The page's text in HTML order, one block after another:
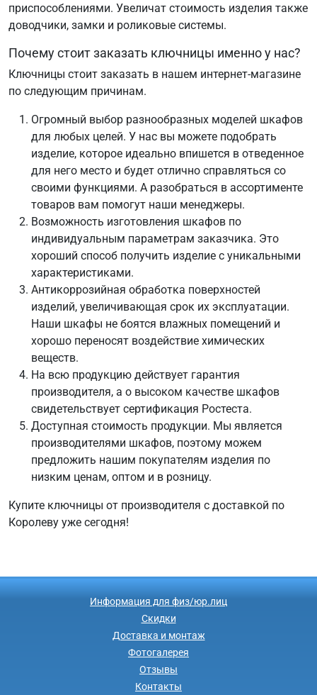
приспособлениями. Увеличат стоимость изделия также
доводчики, замки и роликовые системы.
Почему стоит заказать ключницы именно у нас?
Ключницы стоит заказать в нашем интернет-магазине
по следующим причинам.
Огромный выбор разнообразных моделей шкафов
для любых целей. У нас вы можете подобрать
изделие, которое идеально впишется в отведенное
для него место и будет отлично справляться со
своими функциями. А разобраться в ассортименте
товаров вам помогут наши менеджеры.
Возможность изготовления шкафов по
индивидуальным параметрам заказчика. Это
хороший способ получить изделие с уникальными
характеристиками.
Антикоррозийная обработка поверхностей
изделий, увеличивающая срок их эксплуатации.
Наши шкафы не боятся влажных помещений и
хорошо переносят воздействие химических
веществ.
На всю продукцию действует гарантия
производителя, а о высоком качестве шкафов
свидетельствует сертификация Ростеста.
Доступная стоимость продукции. Мы является
производителями шкафов, поэтому можем
предложить нашим покупателям изделия по
низким ценам, оптом и в розницу.
Купите ключницы от производителя с доставкой по
Королеву уже сегодня!
Информация для физ/юр.лиц
Скидки
Доставка и монтаж
Фотогалерея
Отзывы
Контакты